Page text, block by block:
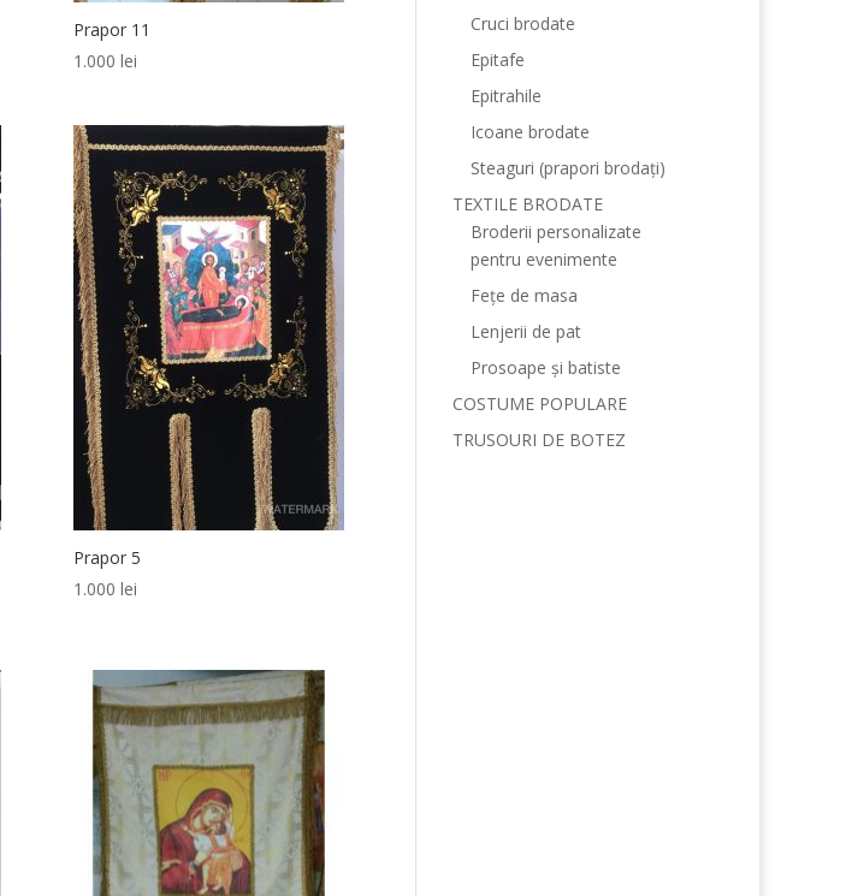
Prapor 11
1.000 lei
Prapor 5
1.000 lei
Cruci brodate
Epitafe
Epitrahile
Icoane brodate
Steaguri (prapori brodați)
TEXTILE BRODATE
Broderii personalizate
pentru evenimente
Fețe de masa
Lenjerii de pat
Prosoape și batiste
COSTUME POPULARE
TRUSOURI DE BOTEZ